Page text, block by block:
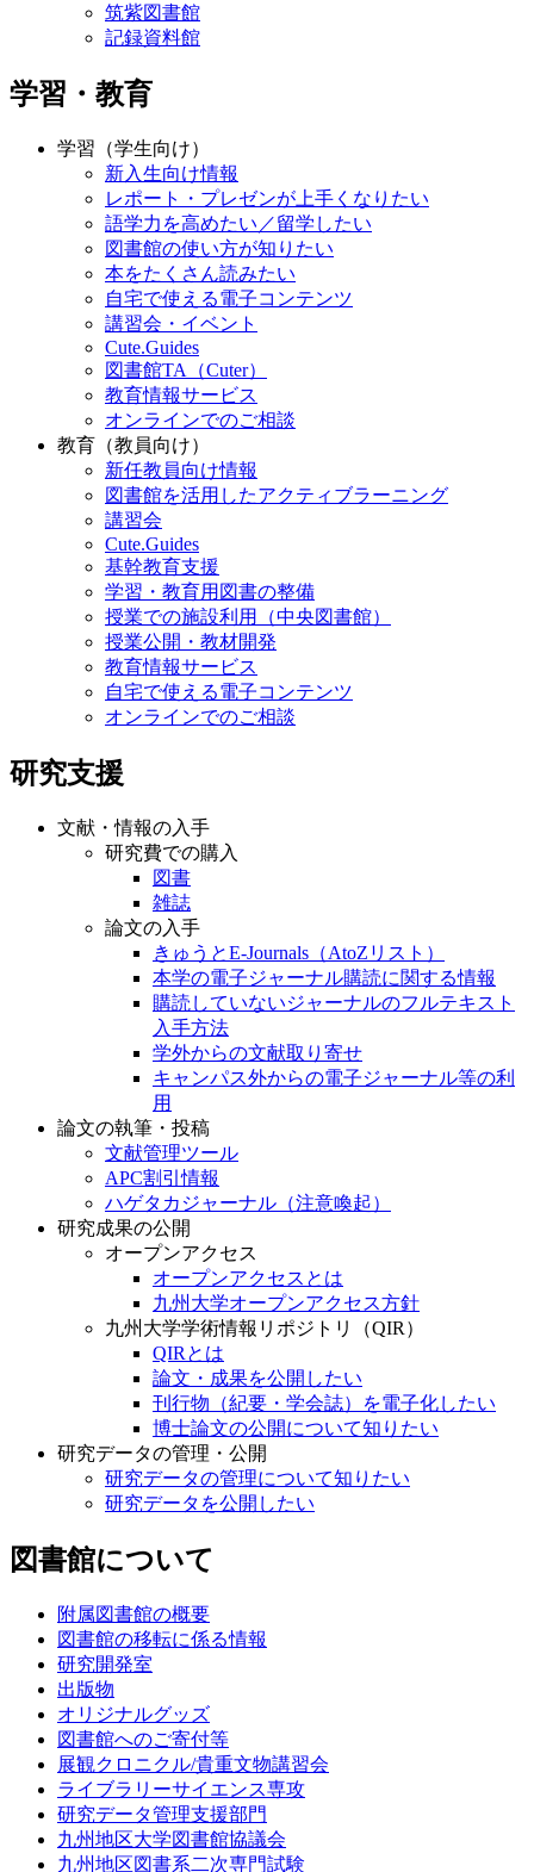
筑紫図書館
記録資料館
学習・教育
学習（学生向け）
新入生向け情報
レポート・プレゼンが上手くなりたい
語学力を高めたい／留学したい
図書館の使い方が知りたい
本をたくさん読みたい
自宅で使える電子コンテンツ
講習会・イベント
Cute.Guides
図書館TA（Cuter）
教育情報サービス
オンラインでのご相談
教育（教員向け）
新任教員向け情報
図書館を活用したアクティブラーニング
講習会
Cute.Guides
基幹教育支援
学習・教育用図書の整備
授業での施設利用（中央図書館）
授業公開・教材開発
教育情報サービス
自宅で使える電子コンテンツ
オンラインでのご相談
研究支援
文献・情報の入手
研究費での購入
図書
雑誌
論文の入手
きゅうとE-Journals（AtoZリスト）
本学の電子ジャーナル購読に関する情報
購読していないジャーナルのフルテキスト
入手方法
学外からの文献取り寄せ
キャンパス外からの電子ジャーナル等の利
用
論文の執筆・投稿
文献管理ツール
APC割引情報
ハゲタカジャーナル（注意喚起）
研究成果の公開
オープンアクセス
オープンアクセスとは
九州大学オープンアクセス方針
九州大学学術情報リポジトリ（QIR）
QIRとは
論文・成果を公開したい
刊行物（紀要・学会誌）を電子化したい
博士論文の公開について知りたい
研究データの管理・公開
研究データの管理について知りたい
研究データを公開したい
図書館について
附属図書館の概要
図書館の移転に係る情報
研究開発室
出版物
オリジナルグッズ
図書館へのご寄付等
展観クロニクル/貴重文物講習会
ライブラリーサイエンス専攻
研究データ管理支援部門
九州地区大学図書館協議会
九州地区図書系二次専門試験